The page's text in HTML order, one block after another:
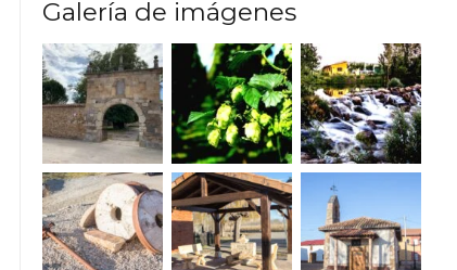
Galería de imágenes